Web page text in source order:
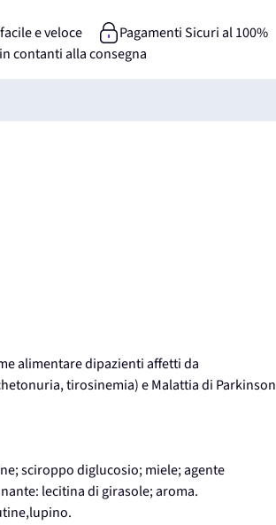
e veloce
Pagamenti Sicuri al 100%
contanti alla consegna
alimentare dipazienti affetti da
tirosinemia) e Malattia di Parkinson
sciroppo diglucosio; miele; agente
lecitina di girasole; aroma.